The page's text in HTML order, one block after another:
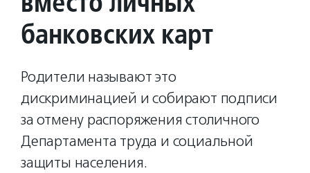
банковских карт
Родители называют это
дискриминацией и собирают подписи
за отмену распоряжения столичного
Департамента труда и социальной
защиты населения.